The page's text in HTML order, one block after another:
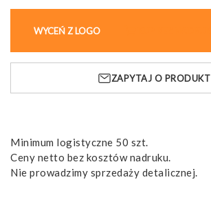
Warmup,
190T
poliester
WYCEŃ Z LOGO
ZAPYTAJ O PRODUKT
Minimum logistyczne 50 szt.
Ceny netto bez kosztów nadruku.
Nie prowadzimy sprzedaży detalicznej.